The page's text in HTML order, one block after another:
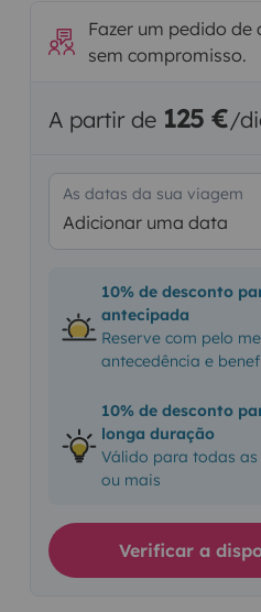
Fazer um pedido
sem compromisso.
A partir de 125 €/
As datas da sua viagem
Adicionar uma data
10% de desconto
antecipada
Reserve com pelo
antecedência e
10% de desconto
longa duração
Válido para todas as
ou mais
Verificar a